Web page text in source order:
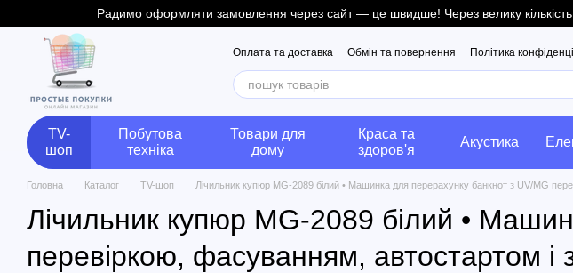
Перейти до основного контенту
Радимо оформляти замовлення через сайт — це швидше! Через велику
Оплата та доставка Обмін та повернення Політика
TV-
шоп
Побутова
техніка
Товари для
дому
Краса та
здоров'я
Акустика
Головна Каталог TV-шоп Лічильник купюр MG-2089 білий • Машинка для перерахунку банкнот з UV/MG
Лічильник купюр MG-2089 білий •
перевіркою, фасуванням, автостартом і